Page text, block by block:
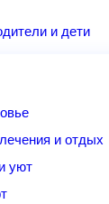
и дети
и отдых
уют
14 дней